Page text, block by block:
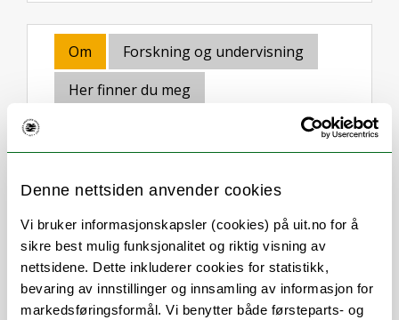
Denne nettsiden anvender cookies
Vi bruker informasjonskapsler (cookies) på uit.no for å
sikre best mulig funksjonalitet og riktig visning av
nettsidene. Dette inkluderer cookies for statistikk,
bevaring av innstillinger og innsamling av informasjon for
markedsføringsformål. Vi benytter både førsteparts- og
Om
Forskning og undervisning
Her finner du meg
Stillingsbeskrivelse
Førstekonsulent ved Enhet for
instituttadministrasjon ved HSL-fakultetet.
Arbeider med studieadministrasjon og
utdanning for Institutt for språk og kultur,